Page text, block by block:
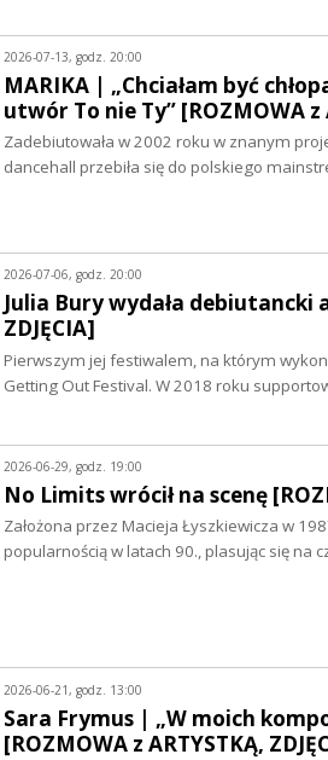
2026-07-13, godz. 20:00
MARIKA | „Chciałam być
utwór To nie Ty” [ROZMOWA z
Zadebiutowała w 2002 roku w znanym
dancehall przebiła się do polskiego
2026-07-06, godz. 20:00
Julia Bury wydała debiutancki
ZDJĘCIA]
Pierwszym jej festiwalem, na którym
Getting Out Festival. W 2018 roku
2026-06-29, godz. 19:00
No Limits wrócił na scenę
Założona przez Macieja Łyszkiewicza w
popularnością w latach 90., plasując się na
2026-06-21, godz. 13:00
Sara Frymus | „W moich
[ROZMOWA z ARTYSTKĄ,